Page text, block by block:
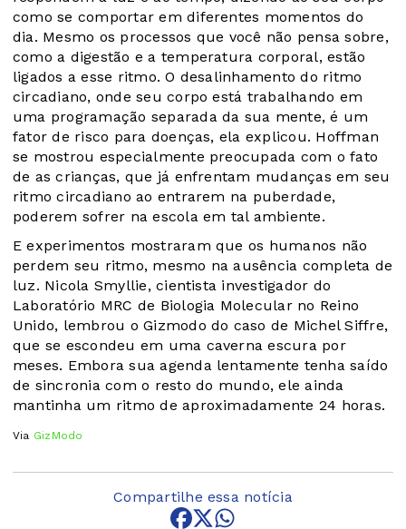
como se comportar em diferentes momentos do
dia. Mesmo os processos que você não pensa sobre,
como a digestão e a temperatura corporal, estão
ligados a esse ritmo. O desalinhamento do ritmo
circadiano, onde seu corpo está trabalhando em
uma programação separada da sua mente, é um
fator de risco para doenças, ela explicou. Hoffman
se mostrou especialmente preocupada com o fato
de as crianças, que já enfrentam mudanças em seu
ritmo circadiano ao entrarem na puberdade,
poderem sofrer na escola em tal ambiente.
E experimentos mostraram que os humanos não
perdem seu ritmo, mesmo na ausência completa de
luz. Nicola Smyllie, cientista investigador do
Laboratório MRC de Biologia Molecular no Reino
Unido, lembrou o Gizmodo do caso de Michel Siffre,
que se escondeu em uma caverna escura por
meses. Embora sua agenda lentamente tenha saído
de sincronia com o resto do mundo, ele ainda
mantinha um ritmo de aproximadamente 24 horas.
Via GizModo
Compartilhe essa notícia